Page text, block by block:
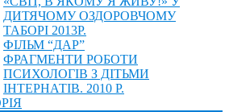
ДИТЯЧОМУ ОЗДОРОВЧОМУ
ТАБОРІ 2013Р.
ФІЛЬМ “ДАР”
ФРАГМЕНТИ РОБОТИ
ПСИХОЛОГІВ З ДІТЬМИ
ІНТЕРНАТІВ. 2010 Р.